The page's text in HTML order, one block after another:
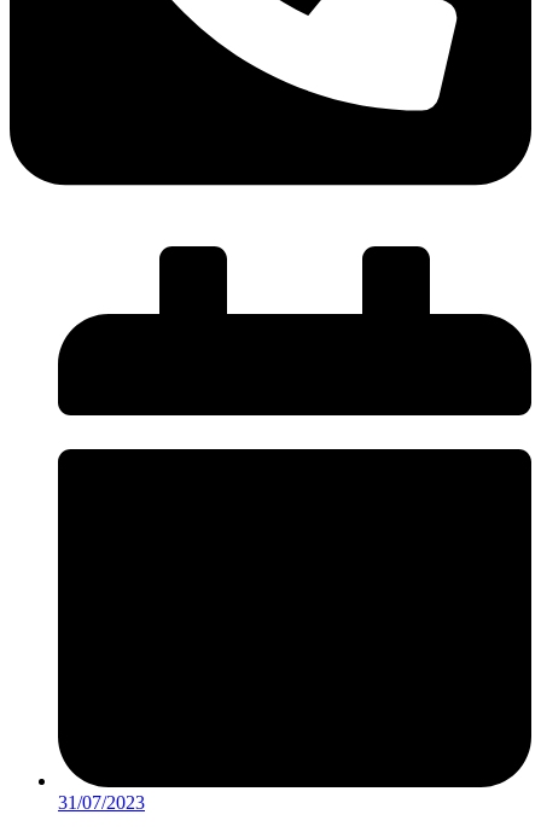
31/07/2023